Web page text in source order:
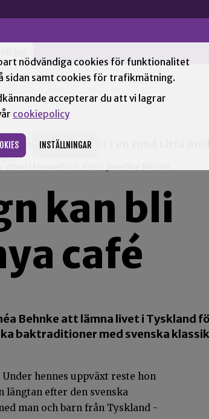
nödvändiga cookies för funktionalitet
sidan samt cookies för trafikmätning.
accepterar du att vi lagrar
cookiepolicy
INSTÄLLNINGAR
i Hasselfors. Foto: Josefine Milton
kan bli
café
Behnke att lämna livet i Tyskland
baktraditioner med svenska
hennes uppväxt reste hon
längtan efter den svenska
man och barn från Tyskland -